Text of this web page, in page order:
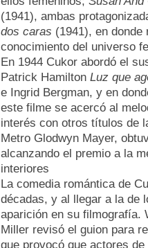
(1941), ambas
dos caras (1941), en
conocimiento del universo
En 1944 Cukor abordó el
Patrick Hamilton Luz que
e Ingrid Bergman, y en
este filme se acercó al
interés con otros títulos de
Metro Glodwyn Mayer,
alcanzando el premio a la
interiores
La comedia romántica de
décadas, y al llegar a la de
aparición en su filmografía.
Miller revisó el guion para
que provocó que actores